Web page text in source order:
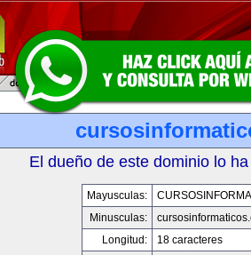
El dueño de este dominio lo
Mayusculas:
Minusculas:
Longitud:
18 caracteres